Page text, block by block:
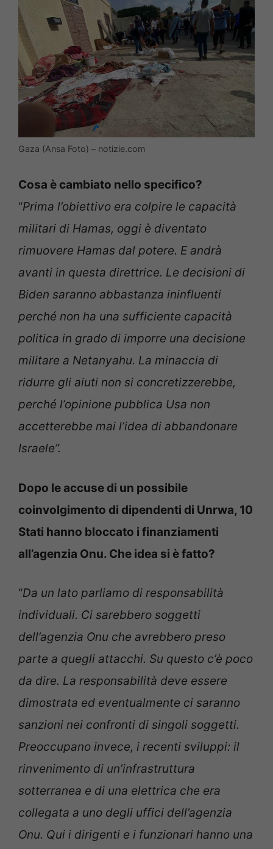
Gaza (Ansa Foto) – notizie.com
Cosa è cambiato nello specifico?
“Prima l’obiettivo era colpire le capacità
militari di Hamas, oggi è diventato
rimuovere Hamas dal potere. E andrà
avanti in questa direttrice. Le decisioni di
Biden saranno abbastanza ininfluenti
perché non ha una sufficiente capacità
politica in grado di imporre una decisione
militare a Netanyahu. La minaccia di
ridurre gli aiuti non si concretizzerebbe,
perché l’opinione pubblica Usa non
accetterebbe mai l’idea di abbandonare
Israele”.
Dopo le accuse di un possibile
coinvolgimento di dipendenti di Unrwa, 10
Stati hanno bloccato i finanziamenti
all’agenzia Onu. Che idea si è fatto?
“Da un lato parliamo di responsabilità
individuali. Ci sarebbero soggetti
dell’agenzia Onu che avrebbero preso
parte a quegli attacchi. Su questo c’è poco
da dire. La responsabilità deve essere
dimostrata ed eventualmente ci saranno
sanzioni nei confronti di singoli soggetti.
Preoccupano invece, i recenti sviluppi: il
rinvenimento di un’infrastruttura
sotterranea e di una elettrica che era
collegata a uno degli uffici dell’agenzia
Onu. Qui i dirigenti e i funzionari hanno una